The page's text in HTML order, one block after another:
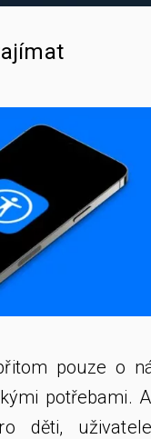
pouze o
potřebami.
děti,